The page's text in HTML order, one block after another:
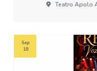
Teatro Apolo
Sep
18